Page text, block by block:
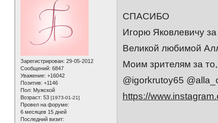
Зарегистрирован: 29-05-2012
Сообщений: 6847
Уважение: +16042
Позитив: +1146
Пол: Мужской
Возраст: 53 [1973-01-21]
Провел на форуме:
6 месяцев 15 дней
Последний визит:
СПАСИБО
Игорю Яковлевичу
Великой любимой
Моим зрителям за
@igorkrutoy65
https://